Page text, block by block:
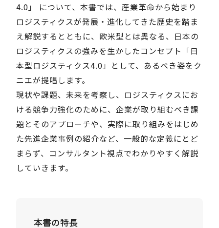
4.0」 について、本書では、産業革命から始まり
ロジスティクスが発展・進化してきた歴史を踏ま
え解説するとともに、欧米型とは異なる、日本の
ロジスティクスの強みを生かしたコンセプト「日
本型ロジスティクス4.0」として、あるべき姿をク
ニエが提唱します。
現状や課題、未来を考察し、ロジスティクスにお
ける競争力強化のために、企業が取り組むべき課
題とそのアプローチや、実際に取り組みをはじめ
た先進企業事例の紹介など、一般的な定義にとど
まらず、コンサルタント視点でわかりやすく解説
していきます。
本書の特長